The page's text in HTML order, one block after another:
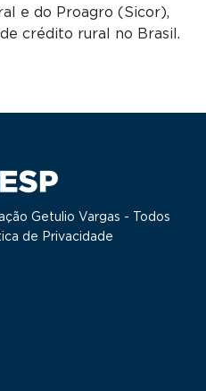
e do Proagro (Sicor),
crédito rural no Brasil.
Getulio Vargas - Todos
de Privacidade